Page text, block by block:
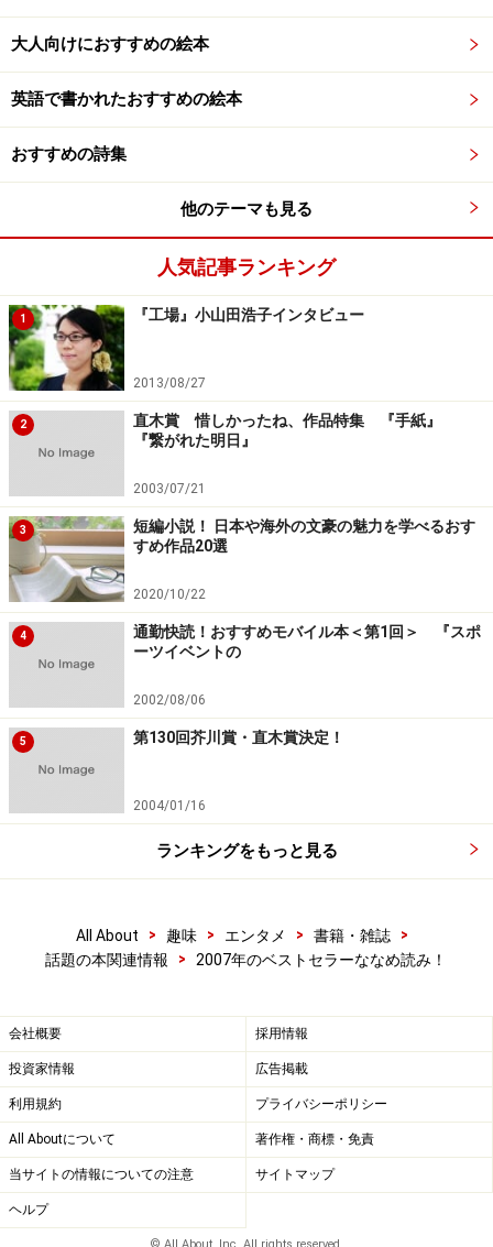
大人向けにおすすめの絵本
英語で書かれたおすすめの絵本
おすすめの詩集
他のテーマも見る
人気記事ランキング
1 『工場』小山田浩子インタビュー
2013/08/27
2
直木賞 惜しかったね、作品特集 『手紙』
『繋がれた明日』
2003/07/21
3
短編小説！ 日本や海外の文豪の魅力を学べるおす
すめ作品20選
2020/10/22
4
通勤快読！おすすめモバイル本＜第1回＞ 『スポ
ーツイベントの
2002/08/06
5 第130回芥川賞・直木賞決定！
2004/01/16
ランキングをもっと見る
All About > 趣味 > エンタメ > 書籍・雑誌
>
話題の本関連情報
> 2007年のベストセラーななめ読み！
会社概要 採用情報
投資家情報 広告掲載
利用規約 プライバシーポリシー
All Aboutについて 著作権・商標・免責
当サイトの情報についての注意 サイトマップ
ヘルプ
© All About, Inc. All rights reserved.